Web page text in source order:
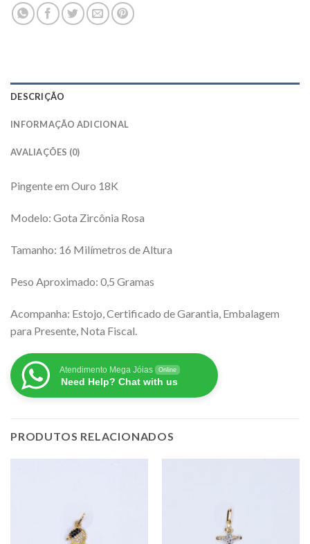
DESCRIÇÃO
INFORMAÇÃO ADICIONAL
AVALIAÇÕES (0)
Pingente em Ouro 18K
Modelo: Gota Zircônia Rosa
Tamanho: 16 Milímetros de Altura
Peso Aproximado: 0,5 Gramas
Acompanha: Estojo, Certificado de Garantia, Embalagem
para Presente, Nota Fiscal.
Atendimento Mega Jóias Online
Need Help? Chat with us
PRODUTOS RELACIONADOS